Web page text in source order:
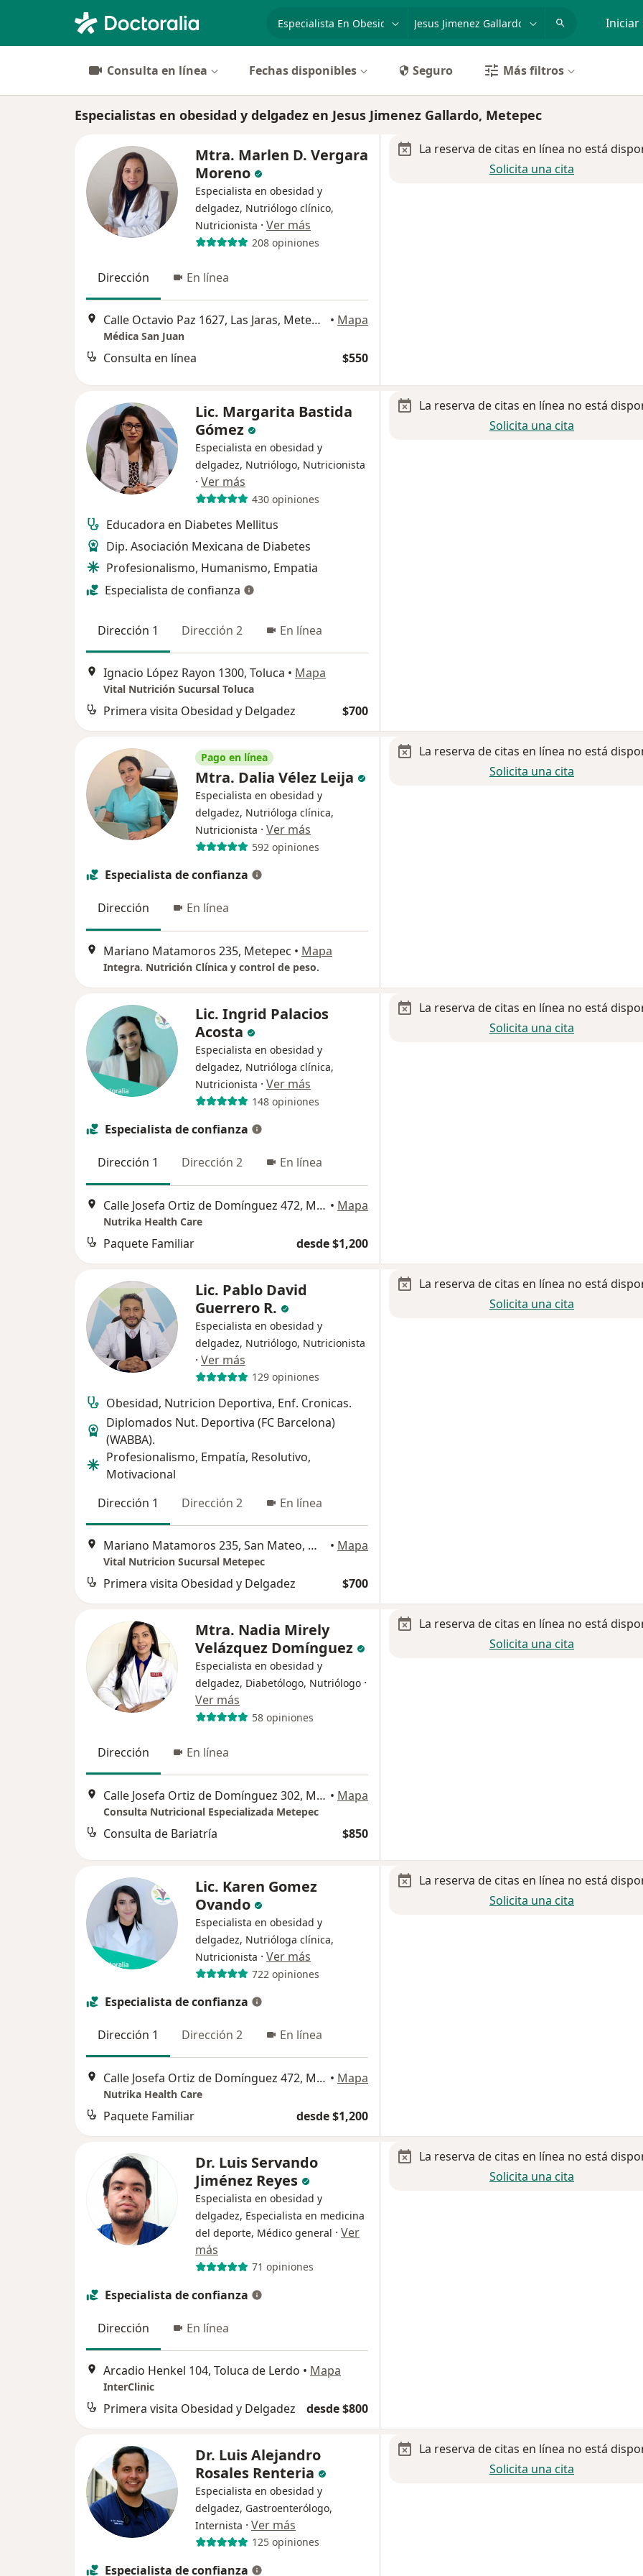
Iniciar
Consulta en línea Fechas disponibles Seguro Más filtros
Especialistas en obesidad y delgadez en Jesus Jimenez Gallardo, Metepec
Mtra. Marlen D. Vergara
Moreno
Especialista en obesidad y
delgadez, Nutriólogo clínico,
Nutricionista · Ver más
208 opiniones
Dirección En línea
Calle Octavio Paz 1627, Las Jaras, Metepec • Mapa
Médica San Juan
Consulta en línea $550
La reserva de citas en línea no está
Solicita una cita
Lic. Margarita Bastida
Gómez
Especialista en obesidad y
delgadez, Nutriólogo, Nutricionista
· Ver más
430 opiniones
Educadora en Diabetes Mellitus
Dip. Asociación Mexicana de Diabetes
Profesionalismo, Humanismo, Empatia
Especialista de confianza
Dirección 1 Dirección 2 En línea
Ignacio López Rayon 1300, Toluca • Mapa
Vital Nutrición Sucursal Toluca
Primera visita Obesidad y Delgadez $700
La reserva de citas en línea no está
Solicita una cita
Pago en línea
Mtra. Dalia Vélez Leija
Especialista en obesidad y
delgadez, Nutrióloga clínica,
Nutricionista · Ver más
592 opiniones
Especialista de confianza
Dirección En línea
Mariano Matamoros 235, Metepec • Mapa
Integra. Nutrición Clínica y control de peso.
La reserva de citas en línea no está
Solicita una cita
Lic. Ingrid Palacios
Acosta
Especialista en obesidad y
delgadez, Nutrióloga clínica,
Nutricionista · Ver más
148 opiniones
Especialista de confianza
Dirección 1 Dirección 2 En línea
Calle Josefa Ortiz de Domínguez 472, Metepec • Mapa
Nutrika Health Care
Paquete Familiar desde $1,200
La reserva de citas en línea no está
Solicita una cita
Lic. Pablo David
Guerrero R.
Especialista en obesidad y
delgadez, Nutriólogo, Nutricionista
· Ver más
129 opiniones
Obesidad, Nutricion Deportiva, Enf. Cronicas.
Diplomados Nut. Deportiva (FC Barcelona)
(WABBA).
Profesionalismo, Empatía, Resolutivo,
Motivacional
Dirección 1
Dirección 2 En línea
Mariano Matamoros 235, San Mateo, Metepec, Metepec • Mapa
Vital Nutricion Sucursal Metepec
Primera visita Obesidad y Delgadez $700
La reserva de citas en línea no está
Solicita una cita
Mtra. Nadia Mirely
Velázquez Domínguez
Especialista en obesidad y
delgadez, Diabetólogo, Nutriólogo ·
Ver más
58 opiniones
Dirección En línea
Calle Josefa Ortiz de Domínguez 302, Metepec • Mapa
Consulta Nutricional Especializada Metepec
Consulta de Bariatría $850
La reserva de citas en línea no está
Solicita una cita
Lic. Karen Gomez
Ovando
Especialista en obesidad y
delgadez, Nutrióloga clínica,
Nutricionista · Ver más
722 opiniones
Especialista de confianza
Dirección 1 Dirección 2 En línea
Calle Josefa Ortiz de Domínguez 472, Metepec • Mapa
Nutrika Health Care
Paquete Familiar desde $1,200
La reserva de citas en línea no está
Solicita una cita
Dr. Luis Servando
Jiménez Reyes
Especialista en obesidad y
delgadez, Especialista en medicina
del deporte, Médico general · Ver
más
71 opiniones
Especialista de confianza
Dirección En línea
Arcadio Henkel 104, Toluca de Lerdo • Mapa
InterClinic
Primera visita Obesidad y Delgadez desde $800
La reserva de citas en línea no está
Solicita una cita
Dr. Luis Alejandro
Rosales Renteria
Especialista en obesidad y
delgadez, Gastroenterólogo,
Internista · Ver más
125 opiniones
Especialista de confianza
La reserva de citas en línea no está
Solicita una cita